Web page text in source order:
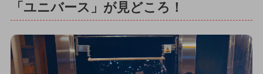
「ユニバース」が見どころ！